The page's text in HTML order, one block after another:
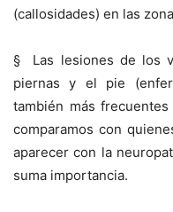
(callosidades) en las
§ Las lesiones de los
piernas y el pie
también más
comparamos con
aparecer con la
suma importancia.